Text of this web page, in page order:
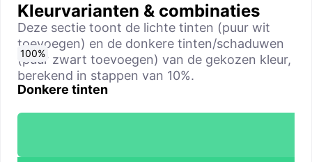
Kleurvarianten & combinaties
Deze sectie toont de lichte tinten (puur wit
toevoegen) en de donkere tinten/schaduwen
(puur zwart toevoegen) van de gekozen kleur,
berekend in stappen van 10%.
Donkere tinten
0%
10%
20%
30%
40%
50%
60%
70%
80%
90%
100%